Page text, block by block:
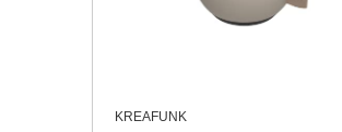
KREAFUNK